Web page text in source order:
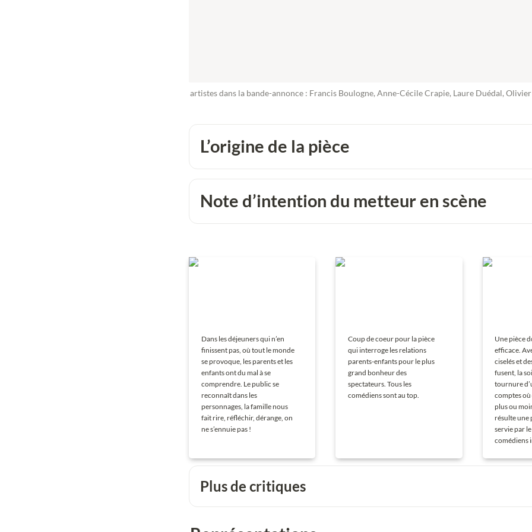
artistes dans la bande-annonce : Francis Boulogne, Anne-Cécile Crapie, Laure Duédal,
L’origine de la pièce
Note d’intention du metteur en scène
Dans les déjeuners qui n’en
finissent pas, où tout le monde
se provoque, les parents et les
enfants ont du mal à se
comprendre. Le public se
reconnaît dans les
personnages, la famille nous
fait rire, réfléchir, dérange, on
ne s’ennuie pas !
Coup de coeur pour la pièce
qui interroge les relations
parents-enfants pour le plus
grand bonheur des
spectateurs. Tous les
comédiens sont au top.
Une pièce
efficace.
ciselés et
fusent, la
tournure
comptes
plus ou
résulte une
servie par
comédiens
Plus de critiques